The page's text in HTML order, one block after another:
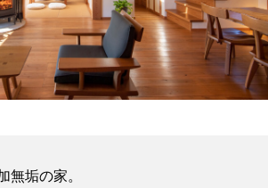
無垢の家。